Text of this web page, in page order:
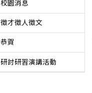
校園消息
徵才徵人徵文
恭賀
研討研習演講活動